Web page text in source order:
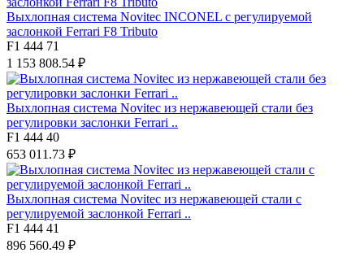
Выхлопная система Novitec INCONEL с регулируемой
заслонкой Ferrari F8 Tributo
F1 444 71
1 153 808.54 ₽
Выхлопная система Novitec из нержавеющей стали без
регулировки заслонки Ferrari ..
F1 444 40
653 011.73 ₽
Выхлопная система Novitec из нержавеющей стали с
регулируемой заслонкой Ferrari ..
F1 444 41
896 560.49 ₽